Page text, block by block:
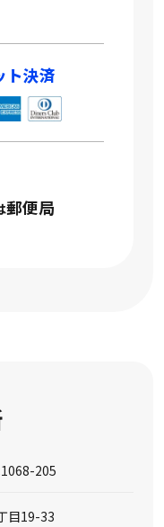
ト決済
郵便局
205
目19-33